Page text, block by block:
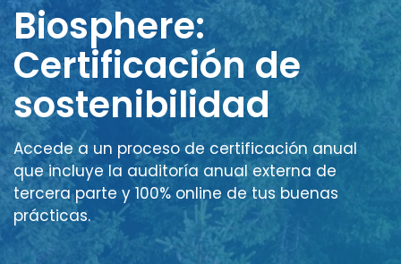
Biosphere:
Certificación de
sostenibilidad
Accede a un proceso de certificación anual
que incluye la auditoría anual externa de
tercera parte y 100% online de tus buenas
prácticas.